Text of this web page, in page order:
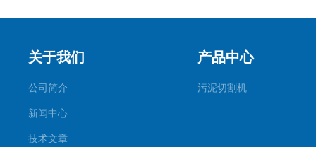
关于我们
公司简介
新闻中心
技术文章
产品中心
污泥切割机